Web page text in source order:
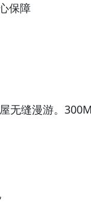
保障
无缝漫游。